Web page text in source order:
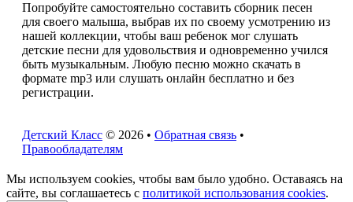
Попробуйте самостоятельно составить сборник песен
для своего малыша, выбрав их по своему усмотрению из
нашей коллекции, чтобы ваш ребенок мог слушать
детские песни для удовольствия и одновременно учился
быть музыкальным. Любую песню можно скачать в
формате mp3 или слушать онлайн бесплатно и без
регистрации.
Детский Класс © 2026 • Обратная связь •
Правообладателям
Мы используем cookies, чтобы вам было удобно. Оставаясь на
сайте, вы соглашаетесь с политикой использования cookies.